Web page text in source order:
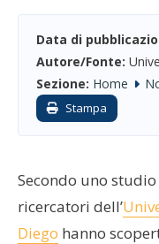
Data di
Autore/Fonte:
Sezione: Home
Stampa
Secondo uno
ricercatori dell’
Diego hanno